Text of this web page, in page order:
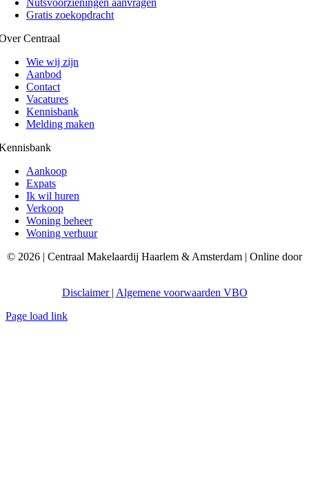
Nutsvoorzieningen aanvragen
Gratis zoekopdracht
Centraal
Wie wij zijn
Aanbod
Contact
Vacatures
Kennisbank
Melding maken
Aankoop
Expats
Ik wil huren
Verkoop
Woning beheer
Woning verhuur
© 2026 | Centraal Makelaardij Haarlem & Amsterdam | Online door
Disclaimer | Algemene voorwaarden VBO
Page load link